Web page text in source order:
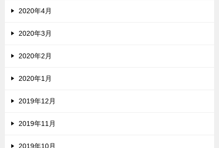
2020年4月
2020年3月
2020年2月
2020年1月
2019年12月
2019年11月
2019年10月